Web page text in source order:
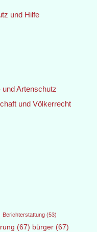
und Hilfe
Artenschutz
und Völkerrecht
Berichterstattung (53)
(67) bürger (67)